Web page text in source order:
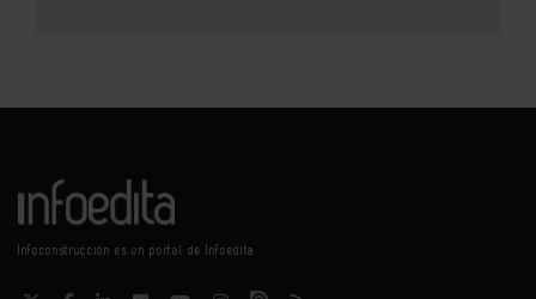
Infoconstrucción es un portal de Infoedita